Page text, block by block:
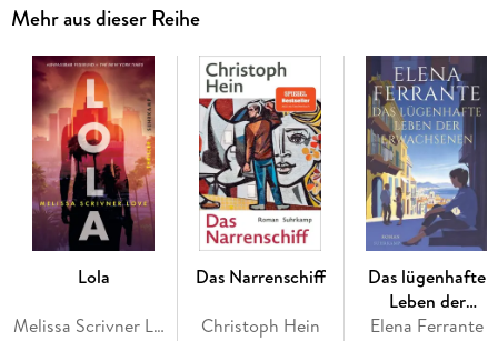
Widrigkeiten, ein erschütterndes Porträt des Krieges und eine
herzzerreißende Liebesgeschichte in einem.
Mehr aus dieser Reihe
Lola
Melissa Scrivner Love
Das Narrenschiff
Christoph Hein
Das lügenhafte
Leben der
Erwachsenen
Elena Ferrante